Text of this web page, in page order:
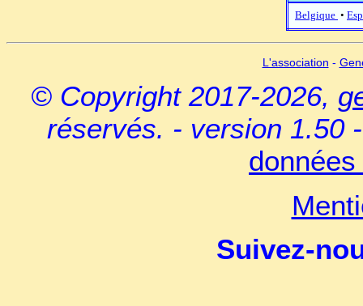
Belgique •
L'association -
© Copyright 2017-2026,
réservés. - version 1.50
Suivez-